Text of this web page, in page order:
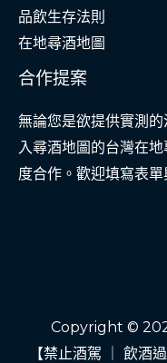
品飲生存法則
在地尋酒地圖
合作提案
無論您是欲提供實測
入尋酒地圖的台灣在
度合作。歡迎填寫表單
Copyright ©
【禁止酒駕 ｜ 飲酒